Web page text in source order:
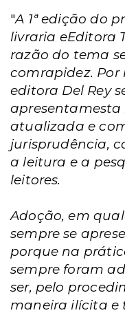
"A 1ª edição do
livraria eEditora
razão do tema
comrapidez. Por
editora Del Rey
apresentamesta
atualizada e
jurisprudência,
a leitura e a
leitores.
Adoção, em
sempre se
porque na
sempre foram
ser, pelo
maneira ilícita e